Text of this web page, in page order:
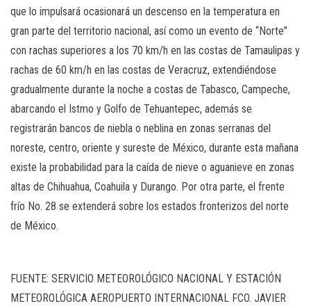
que lo impulsará ocasionará un descenso en la temperatura en
gran parte del territorio nacional, así como un evento de “Norte”
con rachas superiores a los 70 km/h en las costas de Tamaulipas y
rachas de 60 km/h en las costas de Veracruz, extendiéndose
gradualmente durante la noche a costas de Tabasco, Campeche,
abarcando el Istmo y Golfo de Tehuantepec, además se
registrarán bancos de niebla o neblina en zonas serranas del
noreste, centro, oriente y sureste de México, durante esta mañana
existe la probabilidad para la caída de nieve o aguanieve en zonas
altas de Chihuahua, Coahuila y Durango. Por otra parte, el frente
frío No. 28 se extenderá sobre los estados fronterizos del norte
de México.
FUENTE: SERVICIO METEOROLÓGICO NACIONAL Y ESTACIÓN
METEOROLÓGICA AEROPUERTO INTERNACIONAL FCO. JAVIER